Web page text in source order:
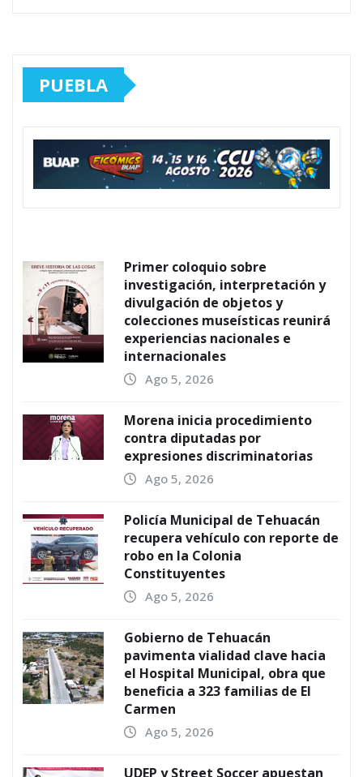
PUEBLA
Primer coloquio sobre
investigación, interpretación y
divulgación de objetos y
colecciones museísticas reunirá
experiencias nacionales e
internacionales
Ago 5, 2026
Morena inicia procedimiento
contra diputadas por
expresiones discriminatorias
Ago 5, 2026
Policía Municipal de Tehuacán
recupera vehículo con reporte de
robo en la Colonia
Constituyentes
Ago 5, 2026
Gobierno de Tehuacán
pavimenta vialidad clave hacia
el Hospital Municipal, obra que
beneficia a 323 familias de El
Carmen
Ago 5, 2026
UDEP y Street Soccer apuestan